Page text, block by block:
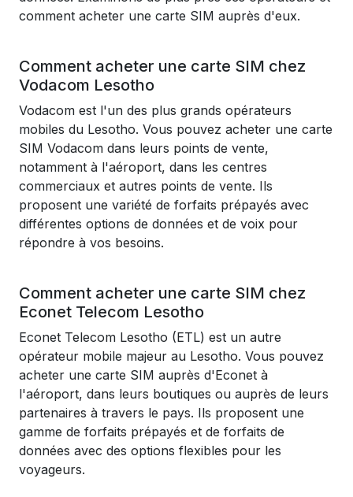
comment acheter une carte SIM auprès d'eux.
Comment acheter une carte SIM chez
Vodacom Lesotho
Vodacom est l'un des plus grands opérateurs
mobiles du Lesotho. Vous pouvez acheter une carte
SIM Vodacom dans leurs points de vente,
notamment à l'aéroport, dans les centres
commerciaux et autres points de vente. Ils
proposent une variété de forfaits prépayés avec
différentes options de données et de voix pour
répondre à vos besoins.
Comment acheter une carte SIM chez
Econet Telecom Lesotho
Econet Telecom Lesotho (ETL) est un autre
opérateur mobile majeur au Lesotho. Vous pouvez
acheter une carte SIM auprès d'Econet à
l'aéroport, dans leurs boutiques ou auprès de leurs
partenaires à travers le pays. Ils proposent une
gamme de forfaits prépayés et de forfaits de
données avec des options flexibles pour les
voyageurs.